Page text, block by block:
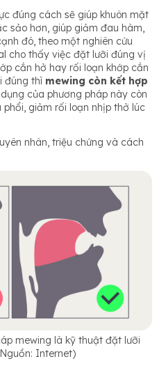
đúng cách sẽ giúp khuôn mặt
sảo hơn, giúp giảm đau hàm,
đó, theo một nghiên cứu
cho thấy việc đặt lưỡi đúng vị
cắn hở hay rối loạn khớp cắn
đúng thì mewing còn kết hợp
của phương pháp này còn
giảm rối loạn nhịp thở lúc
nhân, triệu chứng và cách
mewing là kỹ thuật đặt lưỡi
Internet)